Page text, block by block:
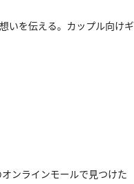
いを伝える。カップル向けギ
ンラインモールで見つけた